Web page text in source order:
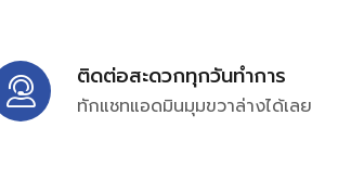
ติดต่อสะดวกทุกวันทำการ
ทักแชทแอดมินมุมขวาล่างได้เลย